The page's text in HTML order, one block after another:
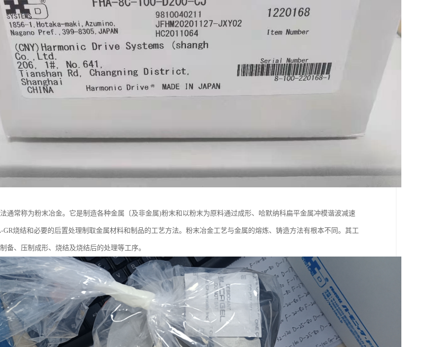
通常称为粉末冶金。它是制造各种金属〔及非金属)粉末和以粉末为原料通过成形、哈默纳科扁平金属冲模谐波减速
GR烧结和必要的后置处理制取金属材料和制品的工艺方法。粉末冶金工艺与金属的熔炼、铸造方法有根本不同。其工
备、压制成形、烧结及烧结后的处理等工序。